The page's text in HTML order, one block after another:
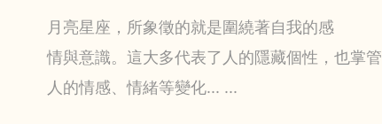
月亮星座，所象徵的就是圍繞著自我的感
情與意識。這大多代表了人的隱藏個性，也掌管
人的情感、情緒等變化... ...